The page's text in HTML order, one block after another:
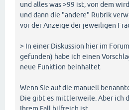
und alles was >99 ist, von dem
und dann die "andere" Rubrik
vor der Anzeige der jeweiligen
> In einer Diskussion hier im
gefunden) habe ich einen
neue Funktion beinhaltet
Wenn Sie auf die manuell
Die gibt es mittlerweile. Aber ich